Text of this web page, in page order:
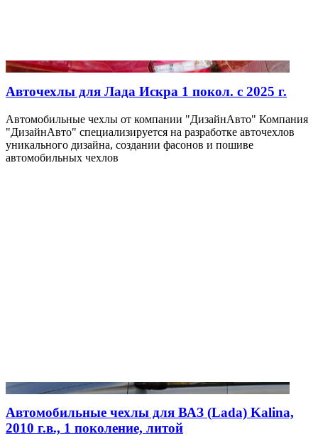
Авточехлы для Лада Искра 1 покол. с 2025 г.
Автомобильные чехлы от компании "ДизайнАвто" Компания
"ДизайнАвто" специализируется на разработке авточехлов
уникального дизайна, создании фасонов и пошиве
автомобильных чехлов
Автомобильные чехлы для ВАЗ (Lada) Kalina,
2010 г.в., 1 поколение, литой